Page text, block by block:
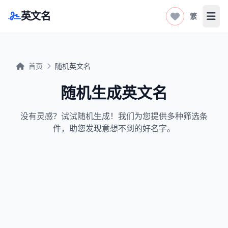
英文名 繁 打
首页 随机英文名
随机生成英文名
没有灵感？试试随机生成！我们为您提供多种筛选条
件，助您发现意想不到的好名字。